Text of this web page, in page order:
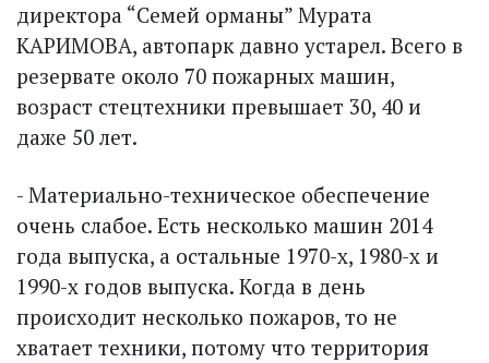
директора “Семей орманы” Мурата
КАРИМОВА, автопарк давно устарел. Всего в
резервате около 70 пожарных машин,
возраст стецтехники превышает 30, 40 и
даже 50 лет.
- Материально-техническое обеспечение
очень слабое. Есть несколько машин 2014
года выпуска, а остальные 1970-х, 1980-х и
1990-х годов выпуска. Когда в день
происходит несколько пожаров, то не
хватает техники, потому что территория